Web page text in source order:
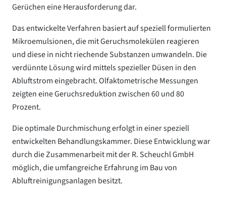
Gerüchen eine Herausforderung dar.
Das entwickelte Verfahren basiert auf speziell formulierten
Mikroemulsionen, die mit Geruchsmolekülen reagieren
und diese in nicht riechende Substanzen umwandeln. Die
verdünnte Lösung wird mittels spezieller Düsen in den
Abluftstrom eingebracht. Olfaktometrische Messungen
zeigten eine Geruchsreduktion zwischen 60 und 80
Prozent.
Die optimale Durchmischung erfolgt in einer speziell
entwickelten Behandlungskammer. Diese Entwicklung war
durch die Zusammenarbeit mit der R. Scheuchl GmbH
möglich, die umfangreiche Erfahrung im Bau von
Abluftreinigungsanlagen besitzt.